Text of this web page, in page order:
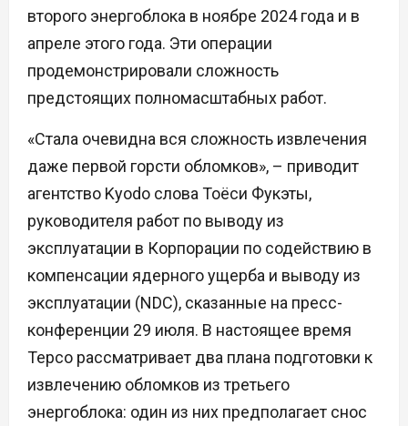
второго энергоблока в ноябре 2024 года и в
апреле этого года. Эти операции
продемонстрировали сложность
предстоящих полномасштабных работ.
«Стала очевидна вся сложность извлечения
даже первой горсти обломков», – приводит
агентство Kyodo слова Тоёси Фукэты,
руководителя работ по выводу из
эксплуатации в Корпорации по содействию в
компенсации ядерного ущерба и выводу из
эксплуатации (NDC), сказанные на пресс-
конференции 29 июля. В настоящее время
Tepco рассматривает два плана подготовки к
извлечению обломков из третьего
энергоблока: один из них предполагает снос